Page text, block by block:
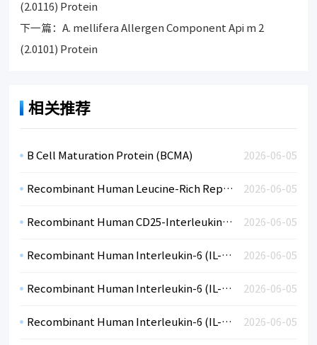
(2.0116) Protein
下一篇：A. mellifera Allergen Component Api m 2
(2.0101) Protein
相关推荐
2026-06-05
B Cell Maturation Protein (BCMA)
2026-06-05
Recombinant Human Leucine-Rich Repeat-Containing Protein 15 (LRRC15)
2026-06-05
Recombinant Human CD25-Interleukin-IL-2RA (CHO)
2026-06-05
Recombinant Human Interleukin-6 (IL-6)-CF
2026-06-05
Recombinant Human Interleukin-6 (IL-6)-CF
2026-06-05
Recombinant Human Interleukin-6 (IL-6)-BSA